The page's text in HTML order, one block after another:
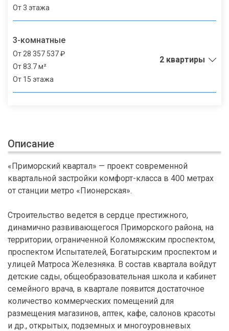
От 3 этажа
3-комнатные
От 28 357 537 ₽
От 83.7 м²
От 15 этажа
2 квартиры
Описание
«Приморский квартал» — проект современной
квартальной застройки комфорт-класса в 400 метрах
от станции метро «Пионерская».
Строительство ведется в сердце престижного,
динамично развивающегося Приморского района, на
территории, ограниченной Коломяжским проспектом,
проспектом Испытателей, Богатырским проспектом и
улицей Матроса Железняка. В состав квартала войдут
детские сады, общеобразовательная школа и кабинет
семейного врача, в квартале появится достаточное
количество коммерческих помещений для
размещения магазинов, аптек, кафе, салонов красоты
и др., открытых, подземных и многоуровневых